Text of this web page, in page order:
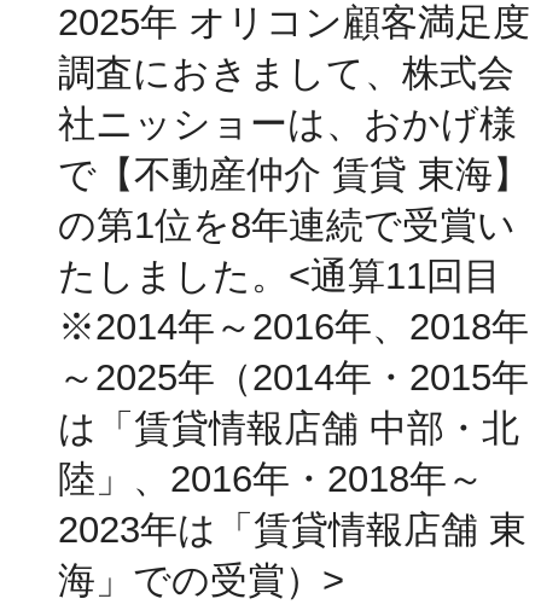
2025年 オリコン顧客満足度
調査におきまして、株式会
社ニッショーは、おかげ様
で【不動産仲介 賃貸 東海】
の第1位を8年連続で受賞い
たしました。<通算11回目
※2014年～2016年、2018年
～2025年（2014年・2015年
は「賃貸情報店舗 中部・北
陸」、2016年・2018年～
2023年は「賃貸情報店舗 東
海」での受賞）>